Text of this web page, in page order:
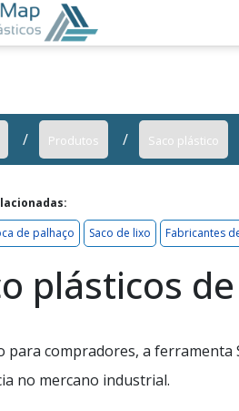
Produtos Saco plástico
de palhaço
Saco de lixo Fabricantes
plásticos
para compradores, a
no mercano industrial.